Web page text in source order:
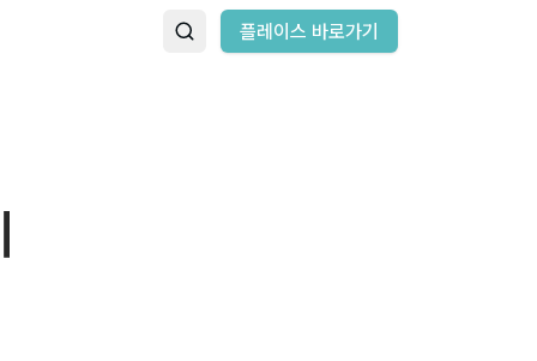
플레이스 바로가기